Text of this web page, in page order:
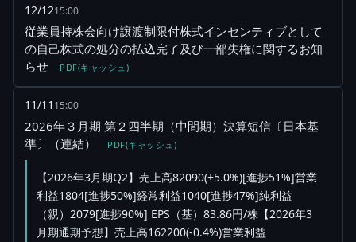
12/1215:00
従業員持株会向け譲渡制限付株式インセンティブとして
の自己株式の処分の払込完了及び一部失権に関するお知
らせ
PDF(キャッシュ)
11/11 15:00
2026年３月期 第２四半期（中間期）決算短信〔日本基
準〕（連結）
PDF(キャッシュ)
【2026年3月期Q2】売上高82090(+5.0%)[進捗51%]営業
利益1804[進捗50%]経常利益1040[進捗47%]純利益
（親）2079[進捗90%] EPS（基）83.86円/株【2026年3
月期通期予想】売上高162200(-0.4%)営業利益